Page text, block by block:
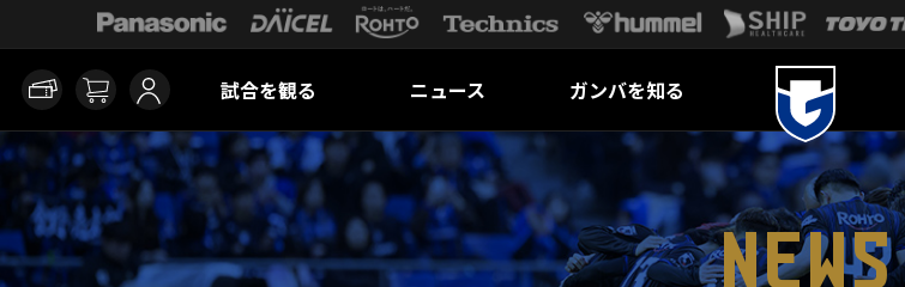
試合を観る ニュース ガンバを知る
NEWS